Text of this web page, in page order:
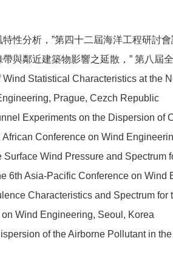
性分析，”第四十二屆海洋工程研討
與鄰近建築物影響之延散，” 第八屆
Statistical Characteristics at the
Prague, Cezch Republic
Experiments on the Dispersion of
Conference on Wind
Wind Pressure and
6th Asia-Pacific Conference on Wind
Characteristics and Spectrum
Wind Engineering, Seoul, Korea
of the Airborne Pollutant in